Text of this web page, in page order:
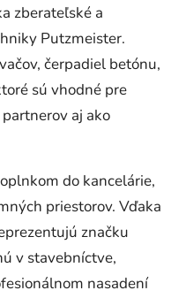
zberateľské a
Putzmeister.
čerpadiel betónu,
sú vhodné pre
aj ako
do kancelárie,
priestorov. Vďaka
značku
v stavebníctve,
nasadení